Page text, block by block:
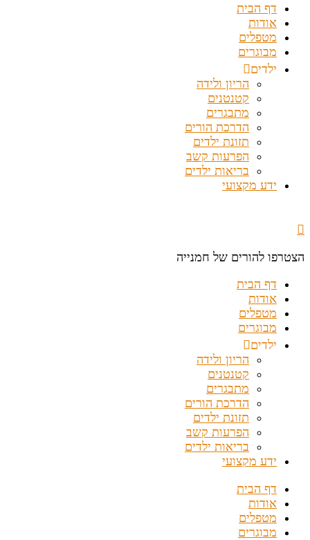
דף הבית
אודות
מטפלים
מבוגרים
ילדים
הריון ולידה
קטנטנים
מתבגרים
הדרכת הורים
תזונת ילדים
הפרעות קשב
בריאות ילדים
ידע מקצועי
הצטרפו להורים של חמנייה
דף הבית
אודות
מטפלים
מבוגרים
ילדים
הריון ולידה
קטנטנים
מתבגרים
הדרכת הורים
תזונת ילדים
הפרעות קשב
בריאות ילדים
ידע מקצועי
דף הבית
אודות
מטפלים
מבוגרים